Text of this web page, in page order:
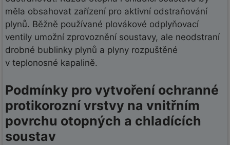
měla obsahovat zařízení pro aktivní odstraňování
plynů. Běžně používané plovákové odplyňovací
ventily umožní zprovoznění soustavy, ale neodstraní
drobné bublinky plynů a plyny rozpuštěné
v teplonosné kapalině.
Podmínky pro vytvoření ochranné
protikorozní vrstvy na vnitřním
povrchu otopných a chladících
soustav